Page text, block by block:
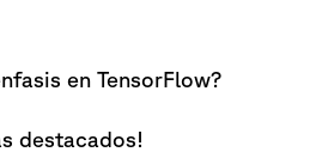
en TensorFlow?
destacados!